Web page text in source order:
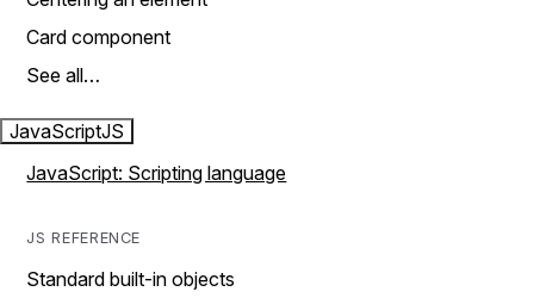
Card component
See all…
JavaScriptJS
JavaScript: Scripting language
JS REFERENCE
Standard built-in objects